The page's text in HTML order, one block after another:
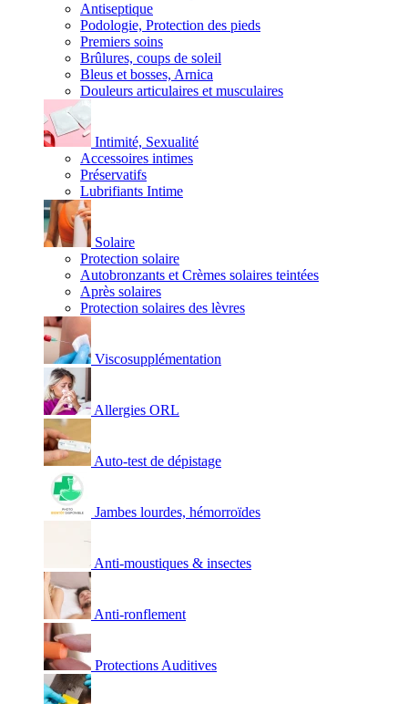
Antiseptique
Podologie, Protection des pieds
Premiers soins
Brûlures, coups de soleil
Bleus et bosses, Arnica
Douleurs articulaires et musculaires
Intimité, Sexualité
Accessoires intimes
Préservatifs
Lubrifiants Intime
Solaire
Protection solaire
Autobronzants et Crèmes solaires teintées
Après solaires
Protection solaires des lèvres
Viscosupplémentation
Allergies ORL
Auto-test de dépistage
Jambes lourdes, hémorroïdes
Anti-moustiques & insectes
Anti-ronflement
Protections Auditives